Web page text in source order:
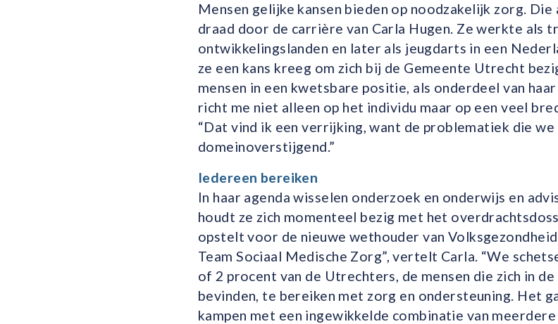
Mensen gelijke kansen bieden op noodzakelijk zorg.
draad door de carrière van Carla Hugen. Ze werkte als
ontwikkelingslanden en later als jeugdarts in een
ze een kans kreeg om zich bij de Gemeente Utrecht
mensen in een kwetsbare positie, als onderdeel van
richt me niet alleen op het individu maar op een veel
“Dat vind ik een verrijking, want de problematiek die
domeinoverstijgend.”
Iedereen bereiken
In haar agenda wisselen onderzoek en onderwijs en
houdt ze zich momenteel bezig met het
opstelt voor de nieuwe wethouder van
Team Sociaal Medische Zorg”, vertelt Carla. “We
of 2 procent van de Utrechters, de mensen die zich in
bevinden, te bereiken met zorg en ondersteuning. Het
kampen met een ingewikkelde combinatie van